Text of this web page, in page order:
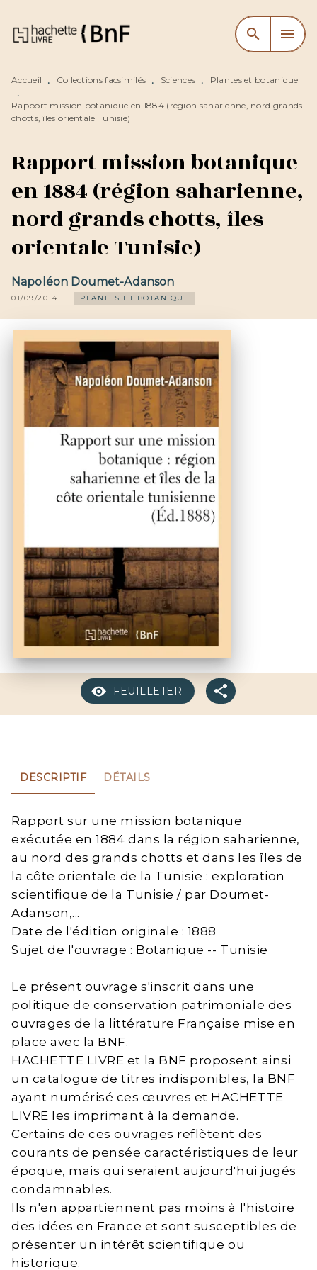
MENU RECHERCHE
CONTENU
search menu
Accueil • Collections facsimilés • Sciences •
Plantes et botanique
•
Rapport mission botanique en 1884 (région saharienne, nord grands
chotts, îles orientale Tunisie)
Rapport mission botanique
en 1884 (région saharienne,
nord grands chotts, îles
orientale Tunisie)
Napoléon Doumet-Adanson
01/09/2014 PLANTES ET BOTANIQUE
FEUILLETER
DESCRIPTIF DÉTAILS
Rapport sur une mission botanique
exécutée en 1884 dans la région saharienne,
au nord des grands chotts et dans les îles de
la côte orientale de la Tunisie : exploration
scientifique de la Tunisie / par Doumet-
Adanson,...
Date de l'édition originale : 1888
Sujet de l'ouvrage : Botanique -- Tunisie
Le présent ouvrage s'inscrit dans une
politique de conservation patrimoniale des
ouvrages de la littérature Française mise en
place avec la BNF.
HACHETTE LIVRE et la BNF proposent ainsi
un catalogue de titres indisponibles, la BNF
ayant numérisé ces œuvres et HACHETTE
LIVRE les imprimant à la demande.
Certains de ces ouvrages reflètent des
courants de pensée caractéristiques de leur
époque, mais qui seraient aujourd'hui jugés
condamnables.
Ils n'en appartiennent pas moins à l'histoire
des idées en France et sont susceptibles de
présenter un intérêt scientifique ou
historique.